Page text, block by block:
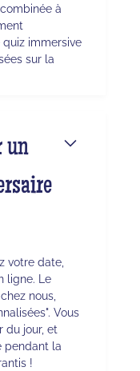
à
immersive
sur la
un
votre date,
ligne. Le
nous,
Vous
du jour, et
pendant la
!